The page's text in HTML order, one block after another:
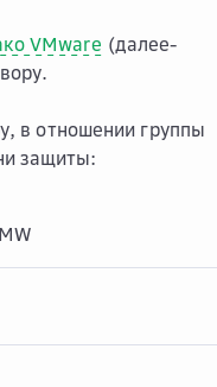
VMware (далее-
в отношении группы
защиты: